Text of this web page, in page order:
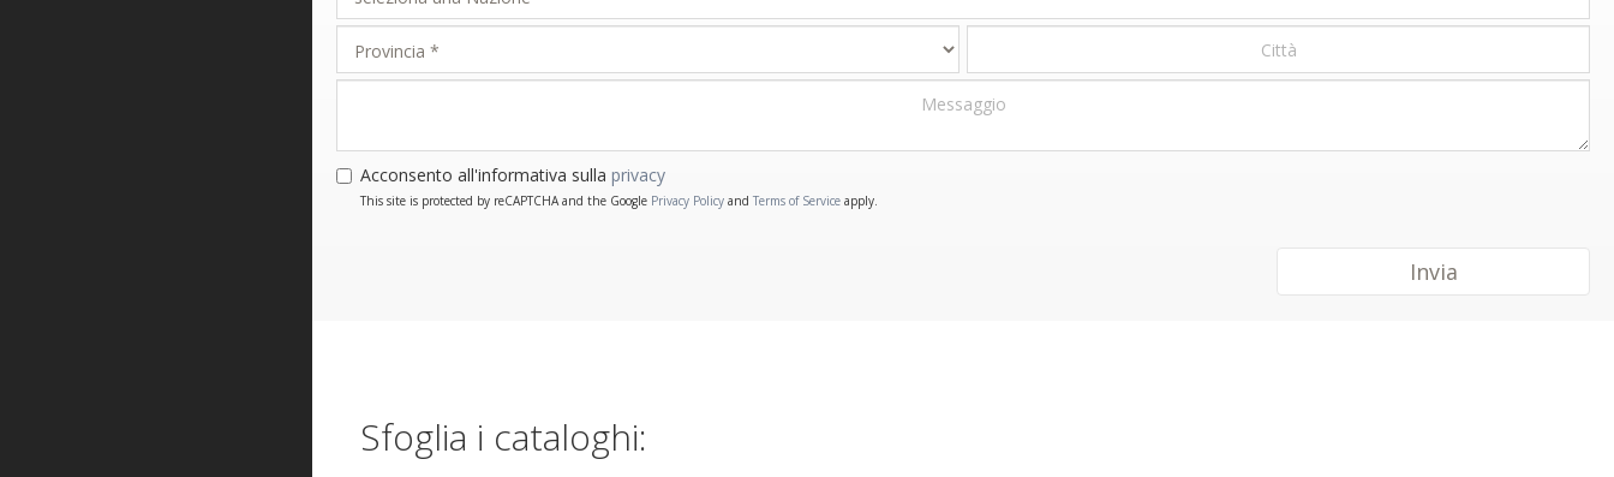
Acconsento all'informativa sulla privacy
This site is protected by reCAPTCHA and the Google Privacy Policy and Terms of Service apply.
Invia
Sfoglia i cataloghi: